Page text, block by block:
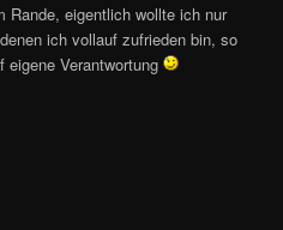
Rande, eigentlich wollte ich nur
ich vollauf zufrieden bin, so
eigene Verantwortung